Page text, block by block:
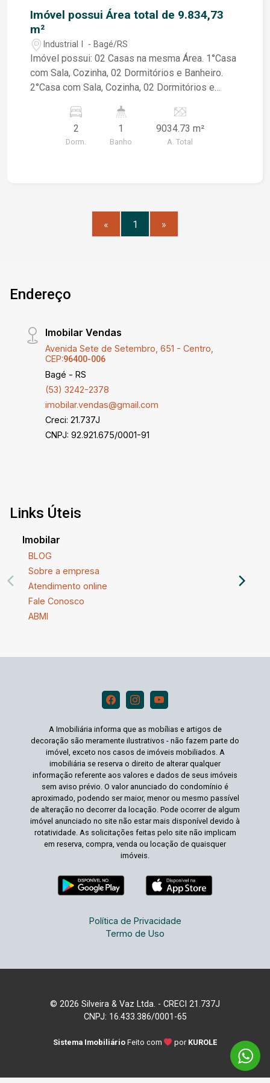
família. Não perca essa oportunidade única de
viver em uma casa que combina elegância,
conforto e funcionalidade. Venha conhecer e se
apaixonar! Entre em contato conosco agora
mesmo e agende uma visita. Seu novo lar em
Bagé está esperando por você! Imagens
Imóvel possui Área total de 9.834,73
m²
Industrial I - Bagé/RS
Imóvel possui: 02 Casas na mesma Área. 1°Casa
com Sala, Cozinha, 02 Dormitórios e Banheiro.
2°Casa com Sala, Cozinha, 02 Dormitórios e
2
Dorm.
1
Banho
9034.73 m²
A. Total
« 1 »
Endereço
Imobilar Vendas
Avenida Sete de Setembro, 651 - Centro,
CEP:96400-006
Bagé - RS
(53) 3242-2378
imobilar.vendas@gmail.com
Creci: 21.737J
CNPJ: 92.921.675/0001-91
Links Úteis
Imobilar
BLOG
Sobre a empresa
Atendimento online
Fale Conosco
ABMI
A Imobiliária informa que as mobílias e artigos de
decoração são meramente ilustrativos - não fazem parte do
imóvel, exceto nos casos de imóveis mobiliados. A
imobiliária se reserva o direito de alterar qualquer
informação referente aos valores e dados de seus imóveis
sem aviso prévio. O valor anunciado do condomínio é
aproximado, podendo ser maior, menor ou mesmo passível
de alteração no decorrer da locação. Pode ocorrer de algum
imóvel anunciado no site não estar mais disponível devido à
rotatividade. As solicitações feitas pelo site não implicam
em reserva, compra, venda ou locação de quaisquer
imóveis.
Política de Privacidade
Termo de Uso
© 2026 Silveira & Vaz Ltda. - CRECI 21.737J
CNPJ: 16.433.386/0001-65
Sistema Imobiliário Feito com por KUROLE